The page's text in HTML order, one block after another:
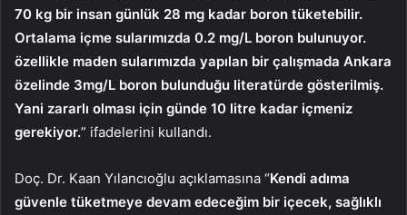
70 kg bir insan günlük 28 mg kadar boron tüketebilir.
Ortalama içme sularımızda 0.2 mg/L boron bulunuyor.
özellikle maden sularımızda yapılan bir çalışmada Ankara
özelinde 3mg/L boron bulunduğu literatürde gösterilmiş.
Yani zararlı olması için günde 10 litre kadar içmeniz
gerekiyor.” ifadelerini kullandı.
Doç. Dr. Kaan Yılancıoğlu açıklamasına “Kendi adıma
güvenle tüketmeye devam edeceğim bir içecek, sağlıklı